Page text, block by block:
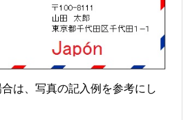
は、写真の記入例を参考にし